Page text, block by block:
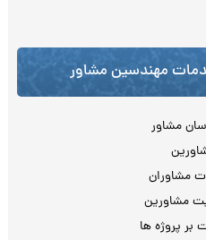
مهندسین مشاور
مشاور
مشاوران
مشاورین
بر پروژه ها